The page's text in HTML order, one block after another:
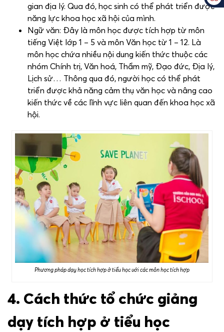
gian địa lý. Qua đó, học sinh có thể phát triển được
năng lực khoa học xã hội của mình.
Ngữ văn: Đây là môn học được tích hợp từ môn
tiếng Việt lớp 1 – 5 và môn Văn học từ 1 – 12. Là
môn học chứa nhiều nội dung kiến thức thuộc các
nhóm Chính trị, Văn hoá, Thẩm mỹ, Đạo đức, Địa lý,
Lịch sử… Thông qua đó, người học có thể phát
triển được khả năng cảm thụ văn học và nâng cao
kiến thức về các lĩnh vực liên quan đến khoa học xã
hội.
Phương pháp dạy học tích hợp ở tiểu học với các môn học tích hợp
4. Cách thức tổ chức giảng
dạy tích hợp ở tiểu học